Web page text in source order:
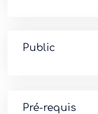
Public
Pré-requis